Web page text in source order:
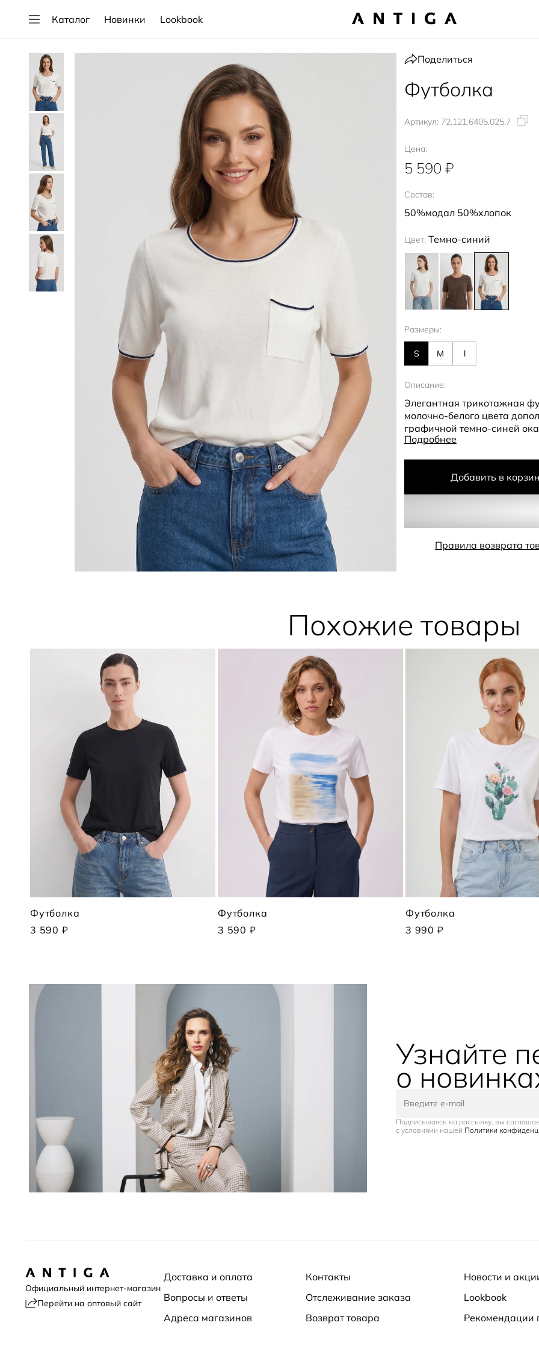
Каталог Новинки Lookbook
Поделиться
Футболка
Артикул: 72.121.6405.025.7
Цена:
5 590 ₽
Состав:
50%модал 50%хлопок
Цвет: Темно-синий
Размеры:
S M l
Описание:
Элегантная трикотажная
молочно-белого цвета
графичной темно-синей
верхнего края кармана.
Премиальный состав
хлопка и 50%
воздухообмен,
Подробнее
Добавить в
Правила возврата
Похожие товары
Футболка
3 590 ₽
Футболка
3 590 ₽
Футболка
3 990 ₽
Узнайте
о
Подписываясь на рассылку, вы
с условиями нашей Политики
Официальный интернет-магазин
Перейти на оптовый сайт
Доставка и оплата
Вопросы и ответы
Адреса магазинов
Контакты
Отслеживание заказа
Возврат товара
Новости и
Lookbook
Рекомендации